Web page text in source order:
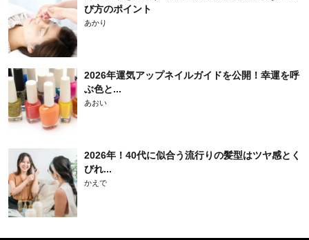
び方のポイント
あかり
2026年運気アップネイルガイドを公開！幸運を呼
ぶ色と...
あおい
2026年！40代に似合う流行りの髪型はツヤ感とく
びれ...
かえで